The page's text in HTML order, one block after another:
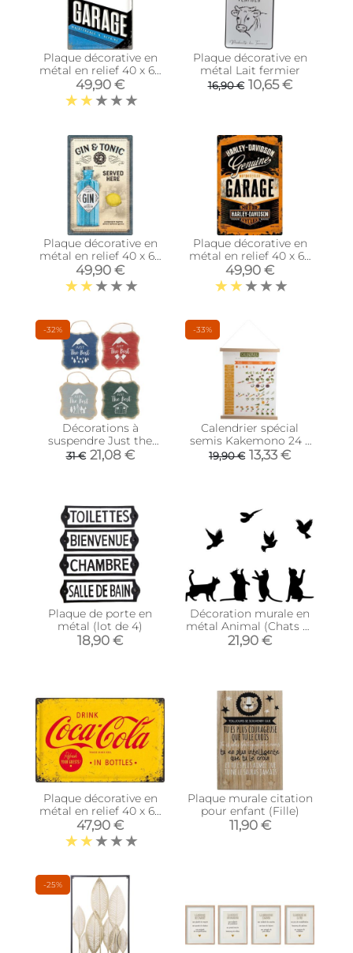
Plaque décorative en
métal en relief 40 x 60
cm (BMW Garage)
49,90 €
Plaque décorative en
métal Lait fermier
16,90 € 10,65 €
Plaque décorative en
métal en relief 40 x 60
cm (Gin & Tonic)
49,90 €
Plaque décorative en
métal en relief 40 x 60
cm (Harley Davidson
Garage)
49,90 €
-32%
Décorations à
suspendre Just the
best (Lot de 4)
31 € 21,08 €
-33%
Calendrier spécial
semis Kakemono 24 x
50 cm
19,90 € 13,33 €
Plaque de porte en
métal (lot de 4)
18,90 €
Décoration murale en
métal Animal (Chats et
oiseaux)
21,90 €
Plaque décorative en
métal en relief 40 x 60
cm (Coca Cola)
47,90 €
Plaque murale citation
pour enfant (Fille)
11,90 €
-25%